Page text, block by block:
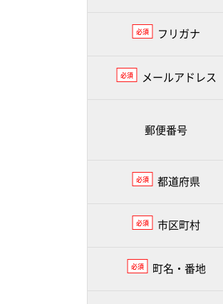
必須 フリガナ
必須 メールアドレス
郵便番号
必須 都道府県
必須 市区町村
必須 町名・番地